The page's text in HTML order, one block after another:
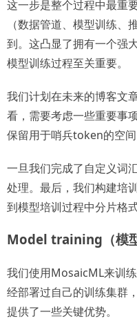
这一步是整个过程中最重
（数据管道、模型训练
到。这凸显了拥有一个强
模型训练过程至关重要。
我们计划在未来的博客文
看，需要考虑一些重要事
保留用于哨兵token的空间
一旦我们完成了自定义词
处理。最后，我们构建培
到模型培训过程中分片格
Model training（模型
我们使用MosaicML来训
经部署过自己的训练集群
提供了一些关键优势。